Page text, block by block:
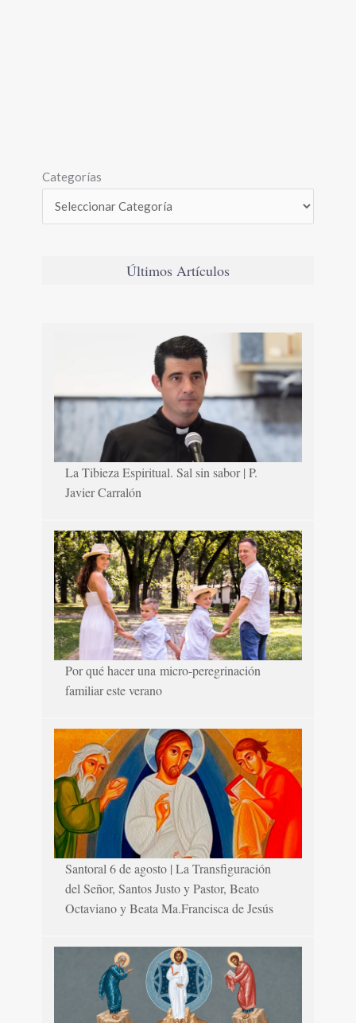
Categorías
Últimos Artículos
La Tibieza Espiritual. Sal sin sabor | P.
Javier Carralón
Por qué hacer una micro-peregrinación
familiar este verano
Santoral 6 de agosto | La Transfiguración
del Señor, Santos Justo y Pastor, Beato
Octaviano y Beata Ma.Francisca de Jesús